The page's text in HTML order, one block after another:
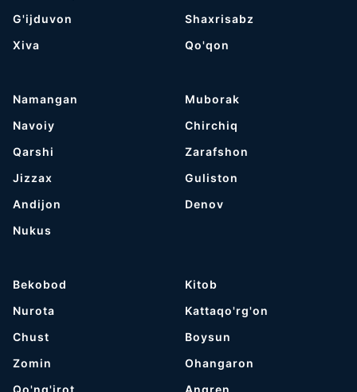
G'ijduvon
Хiva
Shaxrisabz
Qo'qon
Namangan
Navoiy
Qarshi
Jizzax
Andijon
Nukus
Muborak
Chirchiq
Zarafshon
Guliston
Denov
Bekobod
Nurota
Chust
Zomin
Qo'ng'irot
Kitob
Kattaqo'rg'on
Boysun
Ohangaron
Angren